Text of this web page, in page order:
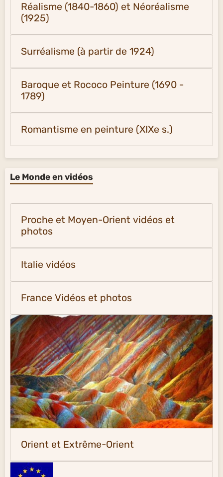
Réalisme (1840-1860) et Néoréalisme
(1925)
Surréalisme (à partir de 1924)
Baroque et Rococo Peinture (1690 -
1789)
Romantisme en peinture (XIXe s.)
Le Monde en vidéos
Proche et Moyen-Orient vidéos et
photos
Italie vidéos
France Vidéos et photos
Orient et Extrême-Orient